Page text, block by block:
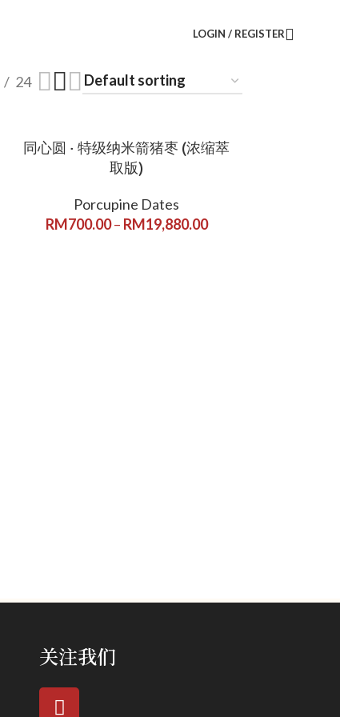
LOGIN / REGISTER
24
同心圆 · 特级纳米箭猪枣 (浓缩萃
取版)
Porcupine Dates
RM700.00 – RM19,880.00
关注我们